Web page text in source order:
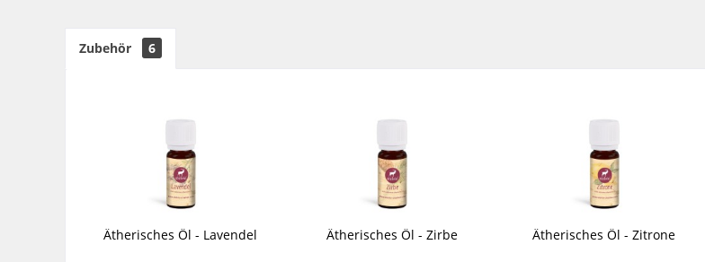
Zubehör 6
Ätherisches Öl - Lavendel Ätherisches Öl - Zirbe Ätherisches Öl - Zitrone